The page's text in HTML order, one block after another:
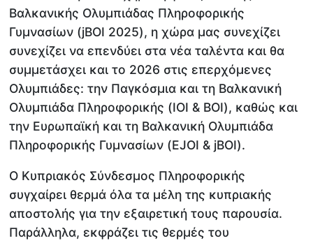
Βαλκανικής Ολυμπιάδας Πληροφορικής
Γυμνασίων (jBOI 2025), η χώρα μας συνεχίζει
συνεχίζει να επενδύει στα νέα ταλέντα και θα
συμμετάσχει και το 2026 στις επερχόμενες
Ολυμπιάδες: την Παγκόσμια και τη Βαλκανική
Ολυμπιάδα Πληροφορικής (IOI & BOI), καθώς και
την Ευρωπαϊκή και τη Βαλκανική Ολυμπιάδα
Πληροφορικής Γυμνασίων (EJOI & jBOI).
Ο Κυπριακός Σύνδεσμος Πληροφορικής
συγχαίρει θερμά όλα τα μέλη της κυπριακής
αποστολής για την εξαιρετική τους παρουσία.
Παράλληλα, εκφράζει τις θερμές του